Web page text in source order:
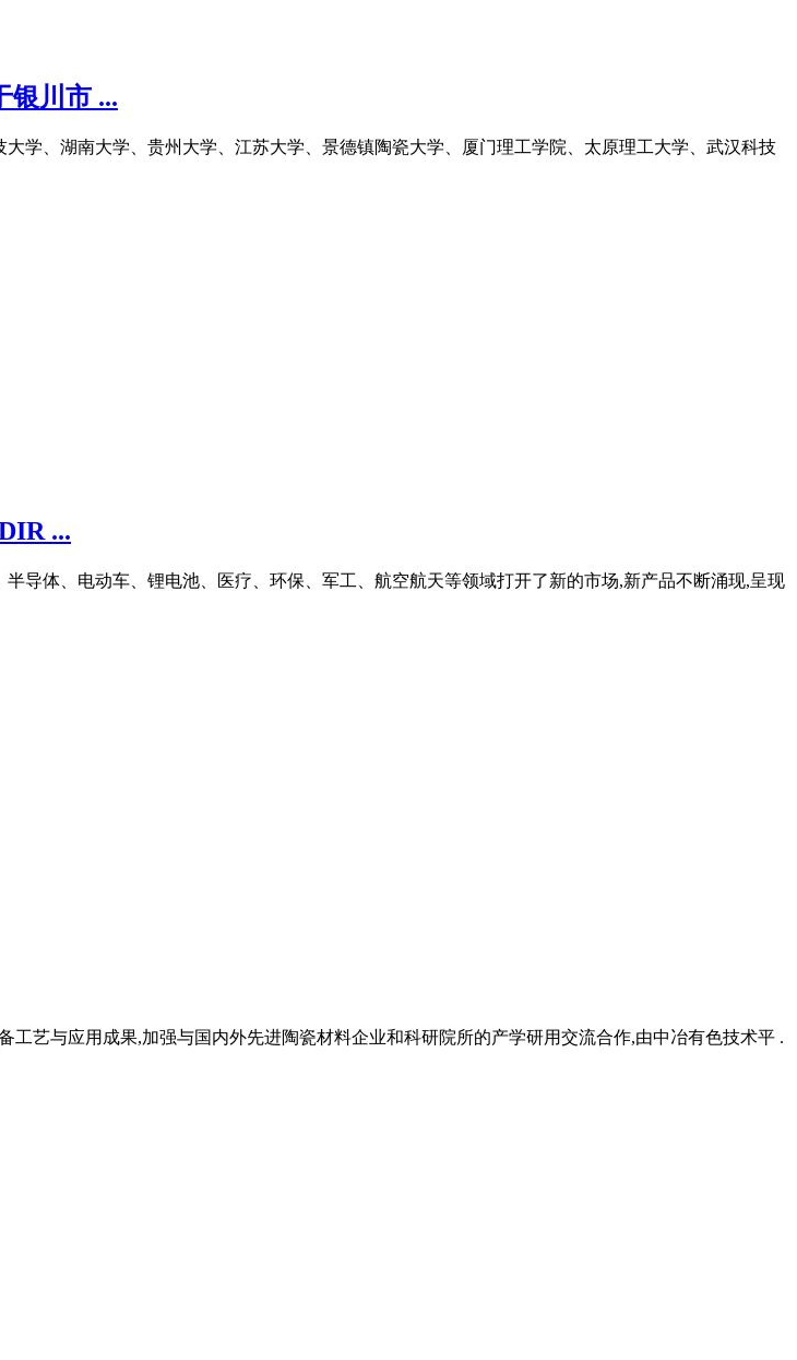
银川市 ...
学、湖南大学、贵州大学、江苏大学、景德镇陶瓷大学、厦门理工学院、太原理工大学、武汉科技
...
导体、电动车、锂电池、医疗、环保、军工、航空航天等领域打开了新的市场,新产品不断涌现,呈现
艺与应用成果,加强与国内外先进陶瓷材料企业和科研院所的产学研用交流合作,由中冶有色技术平 .